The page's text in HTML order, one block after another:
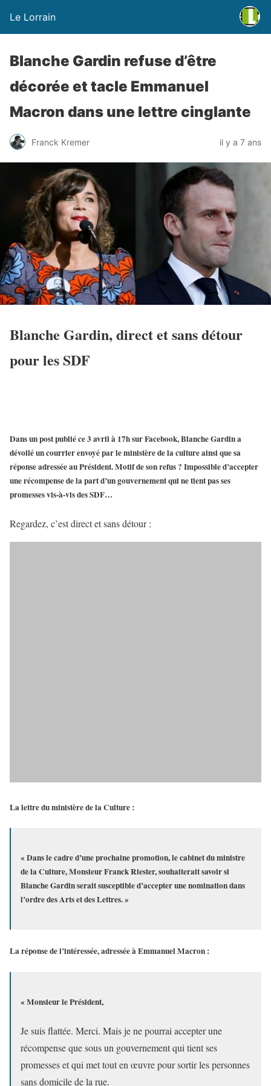
Le Lorrain
Blanche Gardin refuse d’être
décorée et tacle Emmanuel
Macron dans une lettre cinglante
Franck Kremer il y a 7 ans
Blanche Gardin, direct et sans détour
pour les SDF
Dans un post publié ce 3 avril à 17h sur Facebook, Blanche Gardin a
dévoilé un courrier envoyé par le ministère de la culture ainsi que sa
réponse adressée au Président. Motif de son refus ? Impossible d’accepter
une récompense de la part d’un gouvernement qui ne tient pas ses
promesses vis-à-vis des SDF…
Regardez, c’est direct et sans détour :
La lettre du ministère de la Culture :
« Dans le cadre d’une prochaine promotion, le cabinet du ministre
de la Culture, Monsieur Franck Riester, souhaiterait savoir si
Blanche Gardin serait susceptible d’accepter une nomination dans
l’ordre des Arts et des Lettres. »
La réponse de l’intéressée, adressée à Emmanuel Macron :
« Monsieur le Président,
Je suis flattée. Merci. Mais je ne pourrai accepter une
récompense que sous un gouvernement qui tient ses
promesses et qui met tout en œuvre pour sortir les personnes
sans domicile de la rue.